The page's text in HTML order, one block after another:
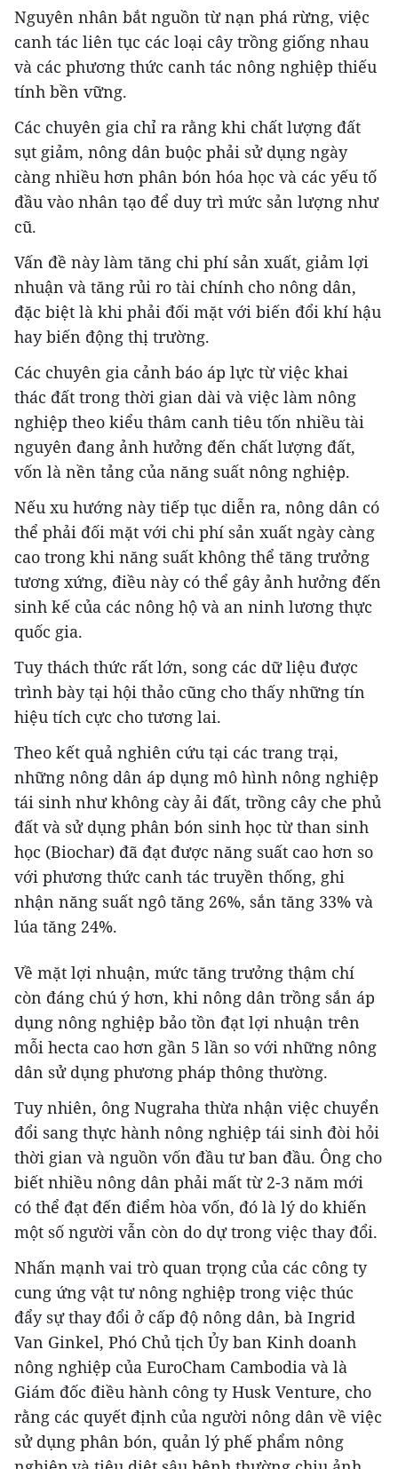
Nguyên nhân bắt nguồn từ nạn phá rừng, việc
canh tác liên tục các loại cây trồng giống nhau
và các phương thức canh tác nông nghiệp thiếu
tính bền vững.
Các chuyên gia chỉ ra rằng khi chất lượng đất
sụt giảm, nông dân buộc phải sử dụng ngày
càng nhiều hơn phân bón hóa học và các yếu tố
đầu vào nhân tạo để duy trì mức sản lượng như
cũ.
Vấn đề này làm tăng chi phí sản xuất, giảm lợi
nhuận và tăng rủi ro tài chính cho nông dân,
đặc biệt là khi phải đối mặt với biến đổi khí hậu
hay biến động thị trường.
Các chuyên gia cảnh báo áp lực từ việc khai
thác đất trong thời gian dài và việc làm nông
nghiệp theo kiểu thâm canh tiêu tốn nhiều tài
nguyên đang ảnh hưởng đến chất lượng đất,
vốn là nền tảng của năng suất nông nghiệp.
Nếu xu hướng này tiếp tục diễn ra, nông dân có
thể phải đối mặt với chi phí sản xuất ngày càng
cao trong khi năng suất không thể tăng trưởng
tương xứng, điều này có thể gây ảnh hưởng đến
sinh kế của các nông hộ và an ninh lương thực
quốc gia.
Tuy thách thức rất lớn, song các dữ liệu được
trình bày tại hội thảo cũng cho thấy những tín
hiệu tích cực cho tương lai.
Theo kết quả nghiên cứu tại các trang trại,
những nông dân áp dụng mô hình nông nghiệp
tái sinh như không cày ải đất, trồng cây che phủ
đất và sử dụng phân bón sinh học từ than sinh
học (Biochar) đã đạt được năng suất cao hơn so
với phương thức canh tác truyền thống, ghi
nhận năng suất ngô tăng 26%, sắn tăng 33% và
lúa tăng 24%.
Về mặt lợi nhuận, mức tăng trưởng thậm chí
còn đáng chú ý hơn, khi nông dân trồng sắn áp
dụng nông nghiệp bảo tồn đạt lợi nhuận trên
mỗi hecta cao hơn gần 5 lần so với những nông
dân sử dụng phương pháp thông thường.
Tuy nhiên, ông Nugraha thừa nhận việc chuyển
đổi sang thực hành nông nghiệp tái sinh đòi hỏi
thời gian và nguồn vốn đầu tư ban đầu. Ông cho
biết nhiều nông dân phải mất từ 2-3 năm mới
có thể đạt đến điểm hòa vốn, đó là lý do khiến
một số người vẫn còn do dự trong việc thay đổi.
Nhấn mạnh vai trò quan trọng của các công ty
cung ứng vật tư nông nghiệp trong việc thúc
đẩy sự thay đổi ở cấp độ nông dân, bà Ingrid
Van Ginkel, Phó Chủ tịch Ủy ban Kinh doanh
nông nghiệp của EuroCham Cambodia và là
Giám đốc điều hành công ty Husk Venture, cho
rằng các quyết định của người nông dân về việc
sử dụng phân bón, quản lý phế phẩm nông
Khám phá thêm
JG Wentworth
$30k In Debt Relief Scandal: What Financial
Institutions Quietly Conceal